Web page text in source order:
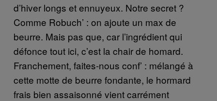
d’hiver longs et ennuyeux. Notre secret ?
Comme Robuch’ : on ajoute un max de
beurre. Mais pas que, car l’ingrédient qui
défonce tout ici, c’est la chair de homard.
Franchement, faites-nous conf’ : mélangé à
cette motte de beurre fondante, le hormard
frais bien assaisonné vient carrément